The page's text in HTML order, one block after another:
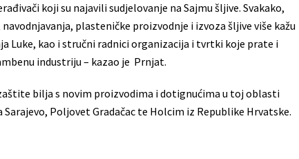
koji su najavili sudjelovanje na Sajmu šljive. Svakako,
plasteničke proizvodnje i izvoza šljive više kažu
Luke, kao i stručni radnici organizacija i tvrtki koje prate i
industriju – kazao je Prnjat.
bilja s novim proizvodima i dotignućima u toj oblasti
Poljovet Gradačac te Holcim iz Republike Hrvatske.